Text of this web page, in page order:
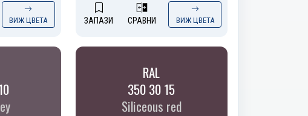
ВИЖ ЦВЕТА ЗАПАЗИ СРАВНИ ВИЖ ЦВЕТА
RAL
350 30 15
Siliceous red